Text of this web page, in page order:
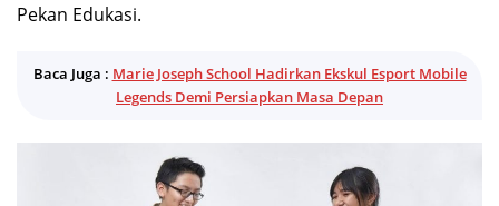
Pekan Edukasi.
Baca Juga : Marie Joseph School Hadirkan Ekskul Esport Mobile
Legends Demi Persiapkan Masa Depan